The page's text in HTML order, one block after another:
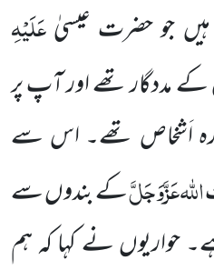
جو حضرت عیسیٰعَلَیْہِ
مددگار تھے اور آپ پر
اَشخاص تھے۔ اس سے
اللہعَزَّوَجَلَّکے بندوں سے
حواریوں نے کہا کہ ہم